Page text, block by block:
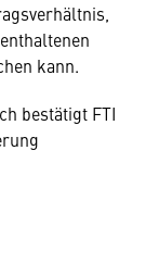
kann.
bestätigt FTI